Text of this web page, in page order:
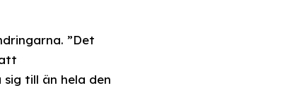
”Det
till än hela den